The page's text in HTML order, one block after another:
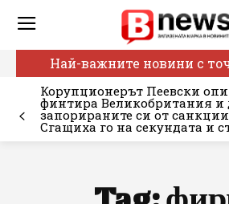
Най-важните новини с
Корупционерът Пеевски
финтира Великобритания и
запорираните си от
Сгащиха го на секундата и